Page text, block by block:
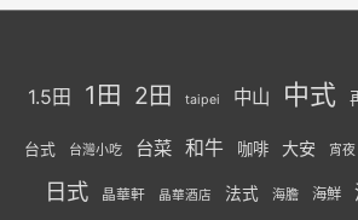
1.5田 1田 2田 taipei 中山 中式
台式 台灣小吃 台菜 和牛 咖啡 大安 宵夜
日式 晶華軒 晶華酒店 法式 海膽 海鮮